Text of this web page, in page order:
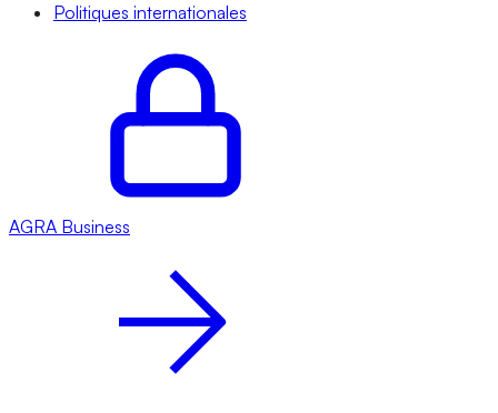
Politiques internationales
AGRA Business